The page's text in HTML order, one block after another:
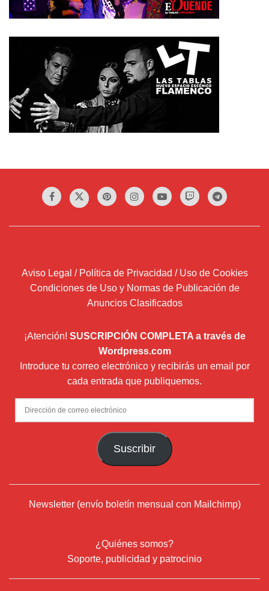
Aviso Legal / Política de Privacidad / Uso de Cookies
Condiciones de Uso y Normas de Publicación de
Anuncios Clasificados
¡Atención! SUSCRIPCIÓN COMPLETA a través de
Wordpress.com
Introduce tu correo electrónico y recibirás un email por
cada entrada que publiquemos.
Dirección
de
Suscribir
Newsletter (envío boletín mensual con Mailchimp)
¿Quiénes somos?
Soporte, publicidad y patrocinio